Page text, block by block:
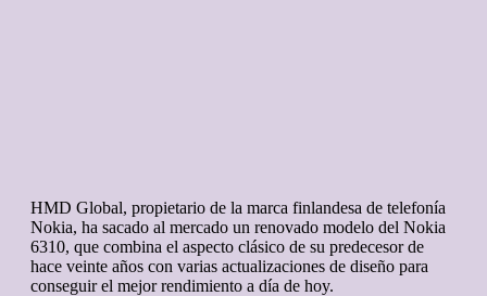
HMD Global, propietario de la marca finlandesa de telefonía
Nokia, ha sacado al mercado un renovado modelo del Nokia
6310, que combina el aspecto clásico de su predecesor de
hace veinte años con varias actualizaciones de diseño para
conseguir el mejor rendimiento a día de hoy.